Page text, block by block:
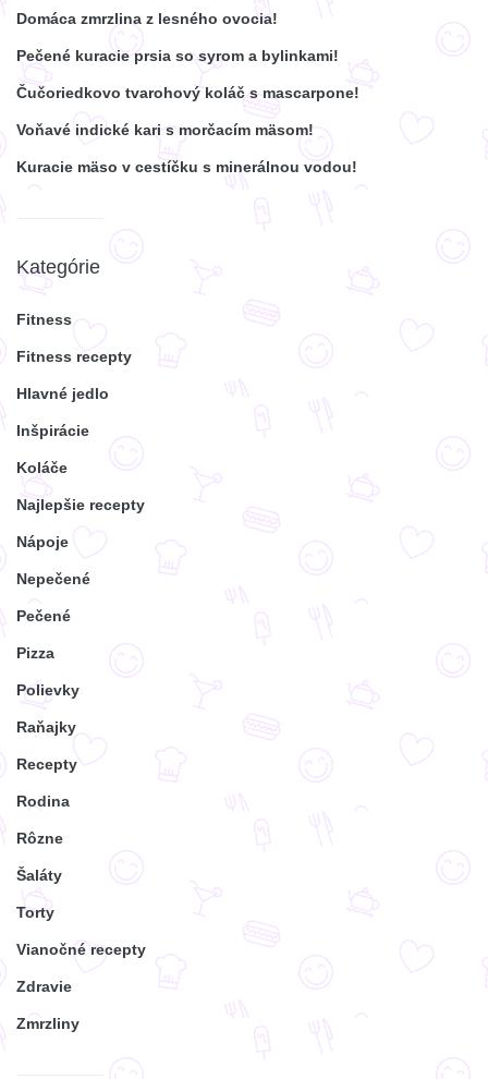
Domáca zmrzlina z lesného ovocia!
Pečené kuracie prsia so syrom a bylinkami!
Čučoriedkovo tvarohový koláč s mascarpone!
Voňavé indické kari s morčacím mäsom!
Kuracie mäso v cestíčku s minerálnou vodou!
Kategórie
Fitness
Fitness recepty
Hlavné jedlo
Inšpirácie
Koláče
Najlepšie recepty
Nápoje
Nepečené
Pečené
Pizza
Polievky
Raňajky
Recepty
Rodina
Rôzne
Šaláty
Torty
Vianočné recepty
Zdravie
Zmrzliny